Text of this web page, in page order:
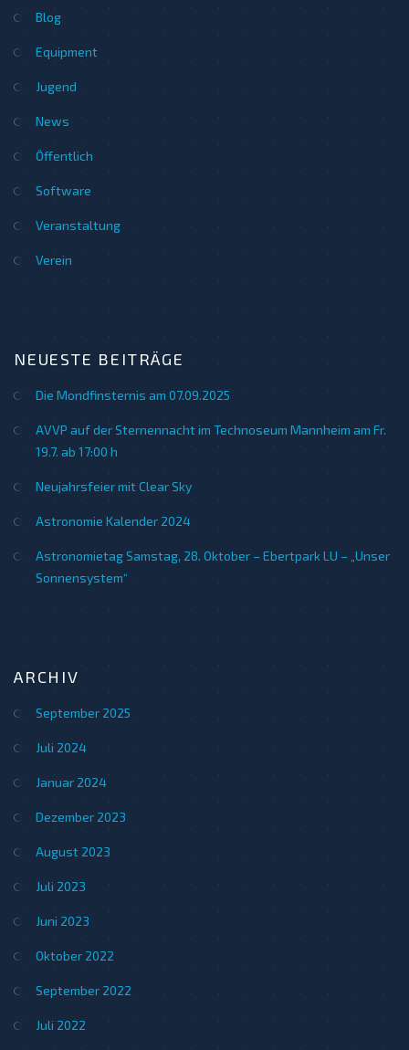
Blog
Equipment
Jugend
News
Öffentlich
Software
Veranstaltung
Verein
NEUESTE BEITRÄGE
Die Mondfinsternis am 07.09.2025
AVVP auf der Sternennacht im Technoseum Mannheim am Fr.
19.7. ab 17:00 h
Neujahrsfeier mit Clear Sky
Astronomie Kalender 2024
Astronomietag Samstag, 28. Oktober – Ebertpark LU – „Unser
Sonnensystem“
ARCHIV
September 2025
Juli 2024
Januar 2024
Dezember 2023
August 2023
Juli 2023
Juni 2023
Oktober 2022
September 2022
Juli 2022